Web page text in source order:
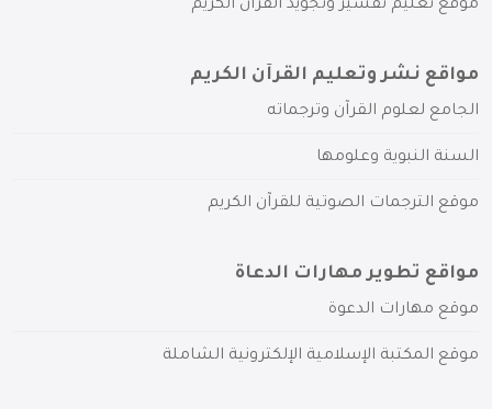
موقع تعليم تفسير وتجويد القرآن الكريم
مواقع نشر وتعليم القرآن الكريم
الجامع لعلوم القرآن وترجماته
السنة النبوية وعلومها
موقع الترجمات الصوتية للقرآن الكريم
مواقع تطوير مهارات الدعاة
موقع مهارات الدعوة
موقع المكتبة الإسلامية الإلكترونية الشاملة